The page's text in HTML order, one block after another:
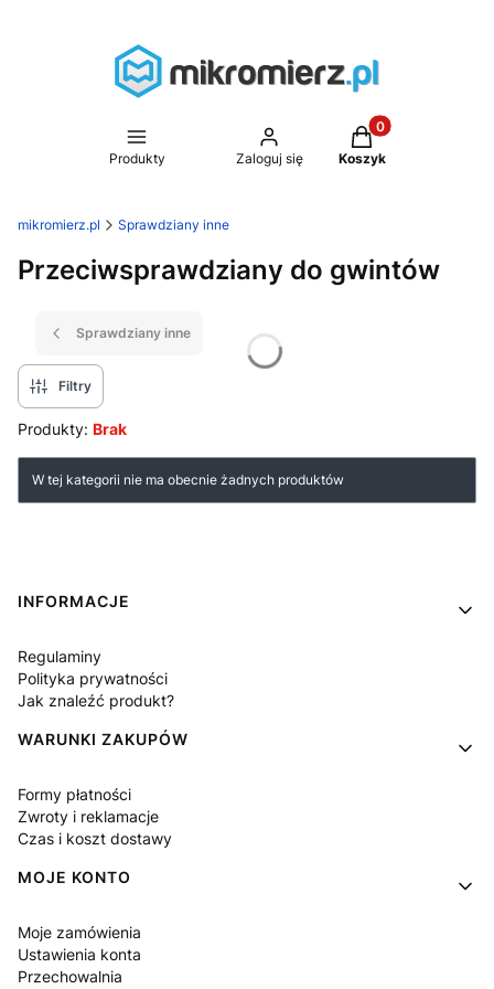
Produkty Zaloguj się
Produkty w
Koszyk
mikromierz.pl Sprawdziany inne
Przeciwsprawdziany do gwintów
Sprawdziany inne
Filtry
Produkty: Brak
Lista produktów
W tej kategorii nie ma obecnie żadnych produktów
Linki w stopce
INFORMACJE
Regulaminy
Polityka prywatności
Jak znaleźć produkt?
WARUNKI ZAKUPÓW
Formy płatności
Zwroty i reklamacje
Czas i koszt dostawy
MOJE KONTO
Moje zamówienia
Ustawienia konta
Przechowalnia